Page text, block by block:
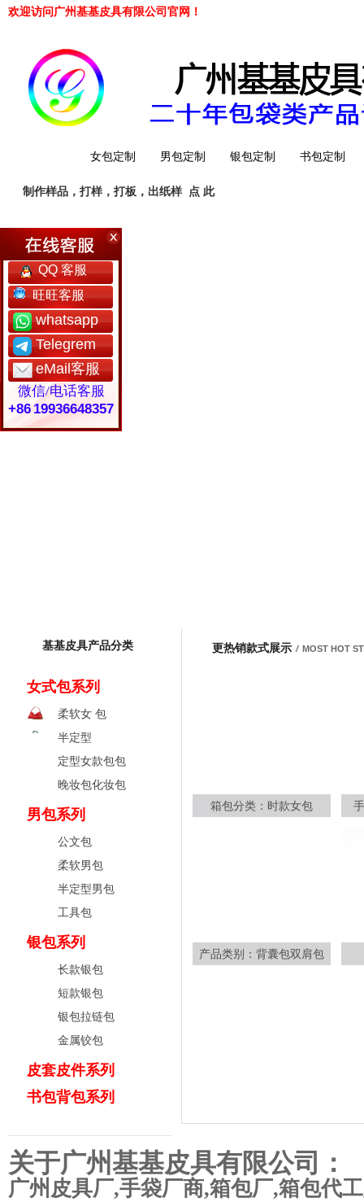
欢迎访问广州基基皮具有限公司官网！
女包定制 男包定制 银包定制 书包定制
工厂简介
制作样品，打样，打板，出纸样 点 此
基基皮具产品分类
女式包系列
柔软女 包
半定型
定型女款包包
晚妆包化妆包
男包系列
公文包
柔软男包
半定型男包
工具包
银包系列
长款银包
短款银包
银包拉链包
金属铰包
皮套皮件系列
书包背包系列
更热销款式展示 / MOST HOT
箱包分类：时款女包
产品类别：背囊包双肩包
关于广州基基皮具有限公司：
广州皮具厂,手袋厂商,箱包厂,箱包代
QQ 客服
旺旺客服
whatsapp
Telegrem
eMail客服
微信/电话客服
+86 19936648357